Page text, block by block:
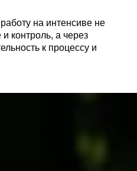
на интенсиве не
контроль, а через
к процессу и